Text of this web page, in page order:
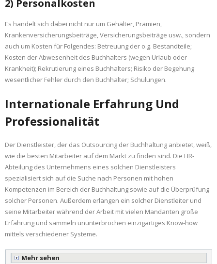
2) Personalkosten
Es handelt sich dabei nicht nur um Gehälter, Prämien,
Krankenversicherungsbeiträge, Versicherungsbeiträge usw., sondern
auch um Kosten für Folgendes: Betreuung der o.g. Bestandteile;
Kosten der Abwesenheit des Buchhalters (wegen Urlaub oder
Krankheit); Rekrutierung eines Buchhalters; Risiko der Begehung
wesentlicher Fehler durch den Buchhalter; Schulungen.
Internationale Erfahrung Und
Professionalität
Der Dienstleister, der das Outsourcing der Buchhaltung anbietet, weiß,
wie die besten Mitarbeiter auf dem Markt zu finden sind. Die HR-
Abteilung des Unternehmens eines solchen Dienstleisters
spezialisiert sich auf die Suche nach Personen mit hohen
Kompetenzen im Bereich der Buchhaltung sowie auf die Überprüfung
solcher Personen. Außerdem erlangen ein solcher Dienstleiter und
seine Mitarbeiter während der Arbeit mit vielen Mandanten große
Erfahrung und sammeln ununterbrochen einzigartiges Know-how
mittels verschiedener Systeme.
Mehr sehen